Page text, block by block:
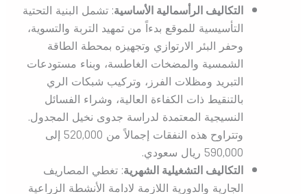
التكاليف الرأسمالية الأساسية: تشمل البنية التحتية
التأسيسية للموقع بدءاً من تمهيد التربة والتسوية،
وحفر البئر الارتوازي وتجهيزه بمحطة الطاقة
الشمسية والمضخات الغاطسة، وبناء مستودعات
التبريد ومظلات الفرز، وتركيب شبكات الري
بالتنقيط ذات الكفاءة العالية، وشراء الفسائل
النسيجية المعتمدة لدراسة جدوى نخيل المجدول.
وتتراوح هذه النفقات إجمالاً من 520,000 إلى
590,000 ريال سعودي.
التكاليف التشغيلية الشهرية: تغطي المصاريف
الجارية والدورية اللازمة لادامة الأنشطة الزراعية